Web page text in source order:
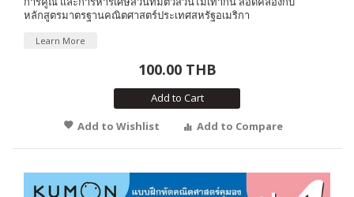
หลักสูตรมาตรฐานคณิตศาสตร์ประเทศสหรัฐอเมริกา
Learn More
100.00 THB
Add to Cart
Add to Wishlist
Add to Compare